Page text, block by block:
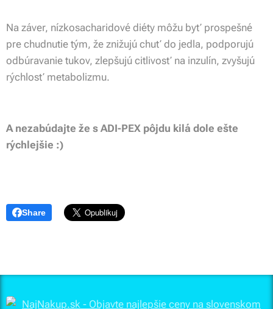
Na záver, nízkosacharidové diéty môžu byť prospešné
pre chudnutie tým, že znižujú chuť do jedla, podporujú
odbúravanie tukov, zlepšujú citlivosť na inzulín, zvyšujú
rýchlosť metabolizmu.
A nezabúdajte že s ADI-PEX pôjdu kilá dole ešte
rýchlejšie :)
Share